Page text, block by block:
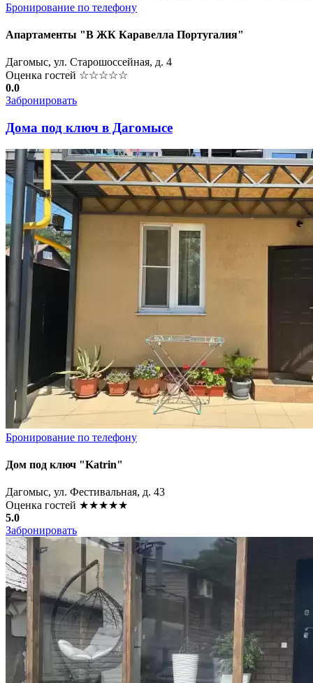
Бронирование по телефону
Апартаменты "В ЖК Каравелла Португалия"
Дагомыс, ул. Старошоссейная, д. 4
Оценка гостей ☆☆☆☆☆
0.0
Забронировать
Дома под ключ в Дагомысе
Бронирование по телефону
Дом под ключ "Katrin"
Дагомыс, ул. Фестивальная, д. 43
Оценка гостей ★★★★★
5.0
Забронировать